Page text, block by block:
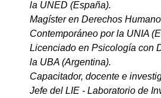
la UNED (España).
Magíster en Derechos
Contemporáneo por la UNIA
Licenciado en Psicología con
la UBA (Argentina).
Capacitador, docente e
Jefe del LIE - Laboratorio de